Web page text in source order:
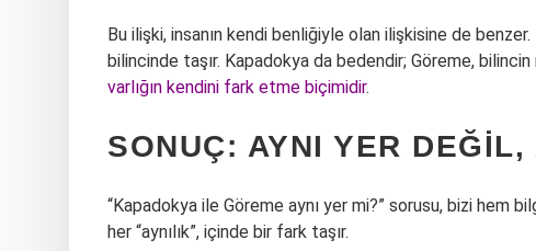
Bu ilişki, insanın kendi benliğiyle olan ilişkisine de
bilincinde taşır. Kapadokya da bedendir; Göreme,
varlığın kendini fark etme biçimidir.
SONUÇ: AYNI YER
“Kapadokya ile Göreme aynı yer mi?” sorusu, bizi hem
her “aynılık”, içinde bir fark taşır.